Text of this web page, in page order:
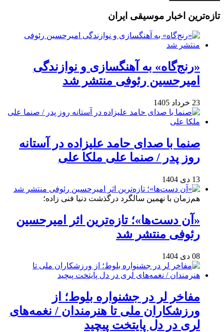
تازه‌ترین اخبار موسیقی ایران
«رنج‌گاه» به آهنگسازی و نوازندگی
امیرحسین رئوفی منتشر شد
23 خرداد 1405
صنما با صدای حامد علیزاده در آستانه
روز پدر / صنما علی ملکا علی
13 دی 1404
هم‌زمان با نهمین سالگرد درگذشت دنیا فنی زاده؛
«آن دست‌ها»؛ تازه‌ترین اثر امیرحسین
رئوفی منتشر شد
08 دی 1404
مفاخر لر در جشنواره بلوط؛ از
ورزشکاران ملی تا هنرمندان / نغمه‌های
لری در دل پایتخت پیچید